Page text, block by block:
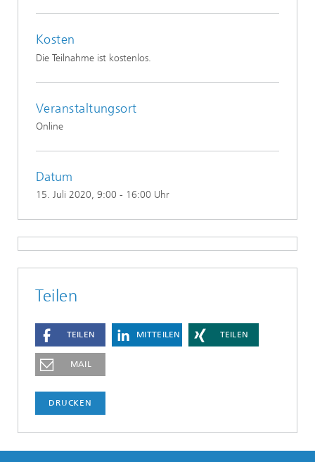
Kosten
Die Teilnahme ist kostenlos.
Veranstaltungsort
Online
Datum
15. Juli 2020, 9:00 - 16:00 Uhr
Teilen
TEILEN MITTEILEN TEILEN
MAIL
DRUCKEN